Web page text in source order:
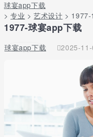
球宴app下载
>专业 >艺术设计 > 1977-
1977-球宴app下载
球宴app下载 2025-